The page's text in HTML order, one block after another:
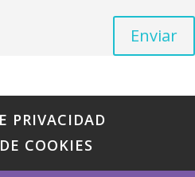
Enviar
PRIVACIDAD
COOKIES